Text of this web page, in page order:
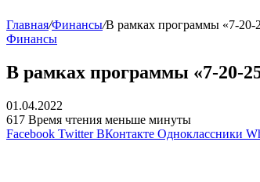
Главная/Финансы/В рамках программы «7-20-
Финансы
В рамках программы «7-20-
01.04.2022
617 Время чтения меньше минуты
Facebook Twitter ВКонтакте Одноклассники